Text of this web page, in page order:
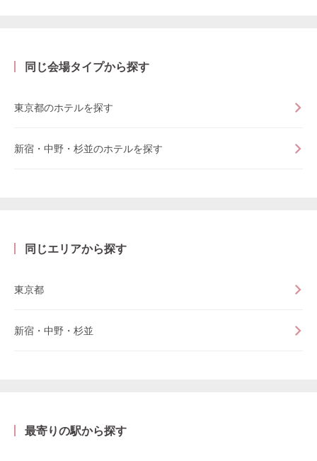
同じ会場タイプから探す
東京都のホテルを探す
新宿・中野・杉並のホテルを探す
同じエリアから探す
東京都
新宿・中野・杉並
最寄りの駅から探す